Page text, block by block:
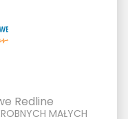
Redline
MAŁYCH